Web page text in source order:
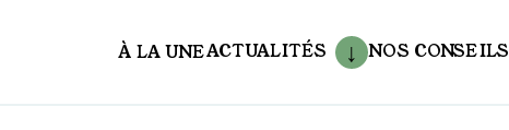
À LA UNEACTUALITÉS NOS CONSEILS